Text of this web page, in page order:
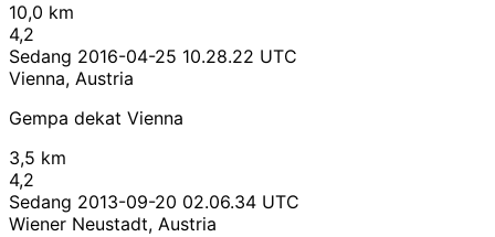
10,0 km
4,2
Sedang 2016-04-25 10.28.22 UTC
Vienna, Austria
Gempa dekat Vienna
3,5 km
4,2
Sedang 2013-09-20 02.06.34 UTC
Wiener Neustadt, Austria